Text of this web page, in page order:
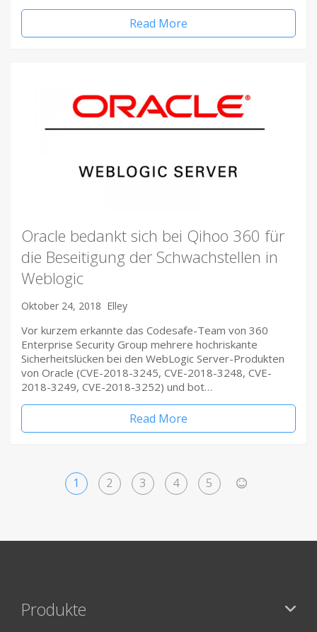
Read More
Oracle bedankt sich bei Qihoo 360 für
die Beseitigung der Schwachstellen in
Weblogic
Oktober 24, 2018 Elley
Vor kurzem erkannte das Codesafe-Team von 360
Enterprise Security Group mehrere hochriskante
Sicherheitslücken bei den WebLogic Server-Produkten
von Oracle (CVE-2018-3245, CVE-2018-3248, CVE-
2018-3249, CVE-2018-3252) und bot…
Read More
1 2 3 4 5
Produkte